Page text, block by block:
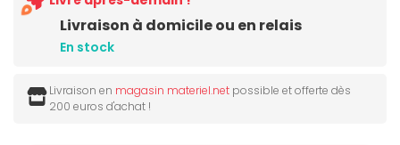
Livraison à domicile ou en relais
En stock
Livraison en magasin materiel.net possible et offerte dès
200 euros d'achat !